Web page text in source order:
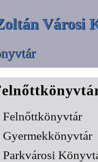
Városi
Felnőttkönyvtár
Gyermekkönyvtár
Parkvárosi